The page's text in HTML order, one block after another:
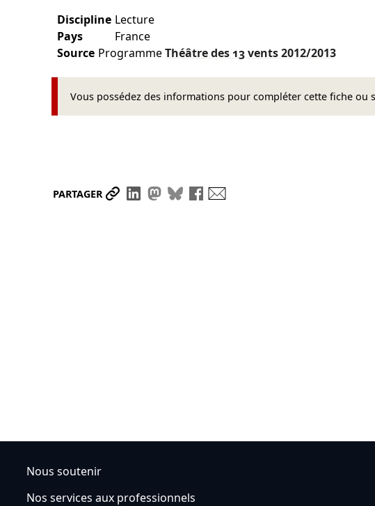
Discipline Lecture
Pays
France
Source ProgrammeThéâtre des 13 vents2012/2013
Vous possédez des informations pour compléter cette fiche ou
PARTAGER Partager le lien
Partager sur LinkedIn
Partager sur Mastodon
Partager sur Bluesky
Partager sur Facebook
Nous soutenir
Nos services aux professionnels